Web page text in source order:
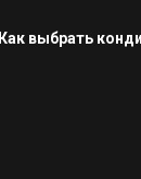
Как выбрать